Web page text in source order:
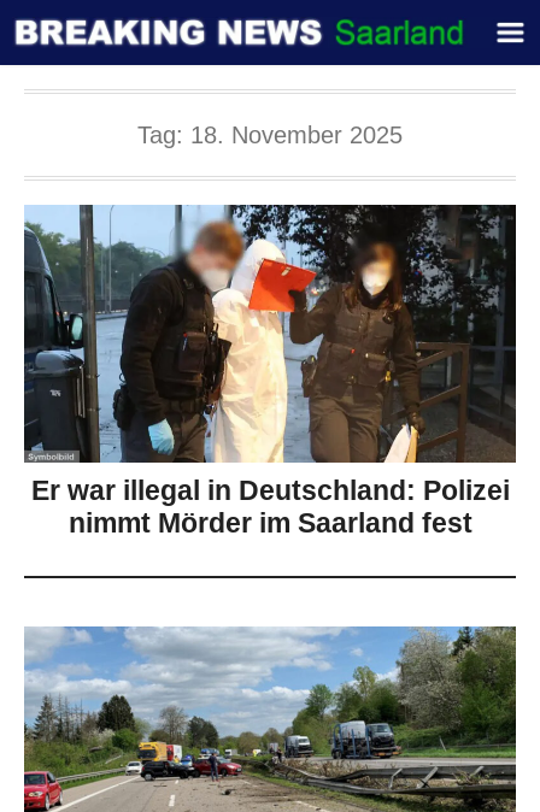
Tag: 18. November 2025
Er war illegal in Deutschland: Polizei
nimmt Mörder im Saarland fest